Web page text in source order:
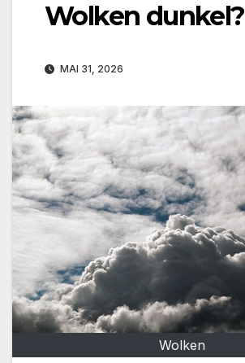
Wolken dunkel?
MAI 31, 2026
Wolken